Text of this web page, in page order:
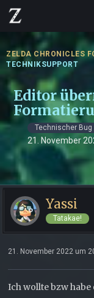
ZELDA CHRONICLES
TECHNIKSUPPORT
Editor
Technischer Bug
21. November
Yassi
Tatakae!
21. November 2022 um
Ich wollte bzw